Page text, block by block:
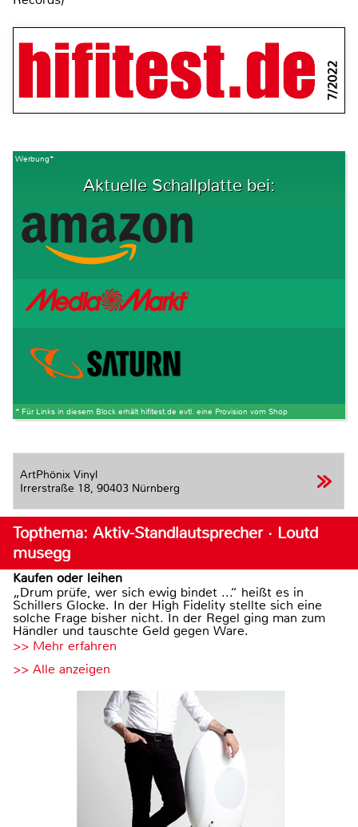
7/2022
Werbung*
Aktuelle Schallplatte bei:
* Für Links in diesem Block erhält hifitest.de evtl. eine Provision vom Shop
ArtPhönix Vinyl
Irrerstraße 18, 90403 Nürnberg
Topthema: Aktiv-Standlautsprecher · Loutd
musegg
Kaufen oder leihen
„Drum prüfe, wer sich ewig bindet ...“ heißt es in
Schillers Glocke. In der High Fidelity stellte sich eine
solche Frage bisher nicht. In der Regel ging man zum
Händler und tauschte Geld gegen Ware.
>> Mehr erfahren
>> Alle anzeigen